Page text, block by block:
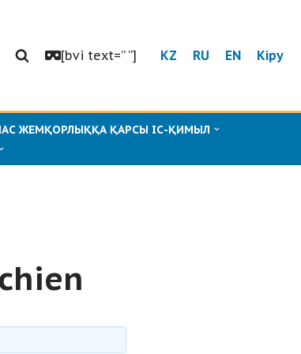
[bvi text=” “] KZ RU EN Кіру
ЖЕМҚОРЛЫҚҚА ҚАРСЫ ІС-ҚИМЫЛ